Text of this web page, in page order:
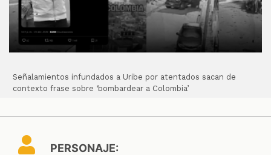
Señalamientos infundados a Uribe por atentados sacan de
contexto frase sobre ‘bombardear a Colombia’
PERSONAJE: